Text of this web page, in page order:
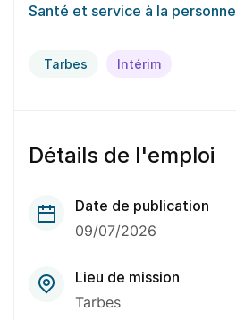
Santé et service à la personne
Tarbes Intérim
Détails de l'emploi
Date de publication
09/07/2026
Lieu de mission
Tarbes